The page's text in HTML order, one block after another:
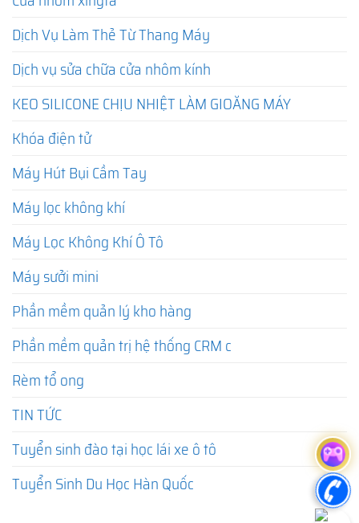
Dịch Vụ Làm Thẻ Từ Thang Máy
Dịch vụ sửa chữa cửa nhôm kính
KEO SILICONE CHỊU NHIỆT LÀM GIOĂNG MÁY
Khóa điện tử
Máy Hút Bụi Cầm Tay
Máy lọc không khí
Máy Lọc Không Khí Ô Tô
Máy sưởi mini
Phần mềm quản lý kho hàng
Phần mềm quản trị hệ thống CRM c
Rèm tổ ong
TIN TỨC
Tuyển sinh đào tại học lái xe ô tô
Tuyển Sinh Du Học Hàn Quốc